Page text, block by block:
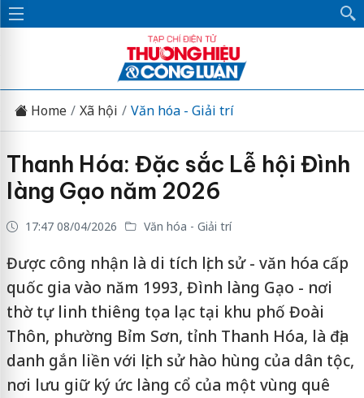
Home Xã hội Văn hóa - Giải trí
Thanh Hóa: Đặc sắc Lễ hội Đình
làng Gạo năm 2026
17:47 08/04/2026 Văn hóa - Giải trí
Được công nhận là di tích lịch sử - văn hóa cấp
quốc gia vào năm 1993, Đình làng Gạo - nơi
thờ tự linh thiêng tọa lạc tại khu phố Đoài
Thôn, phường Bỉm Sơn, tỉnh Thanh Hóa, là địa
danh gắn liền với lịch sử hào hùng của dân tộc,
nơi lưu giữ ký ức làng cổ của một vùng quê